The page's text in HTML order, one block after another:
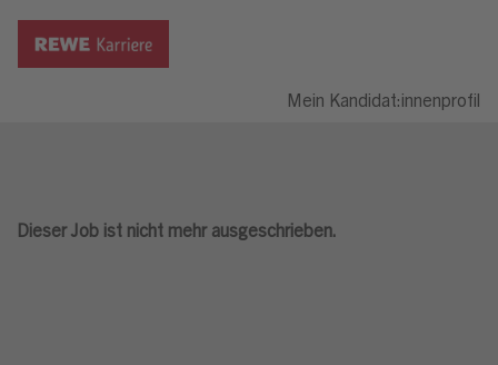
Mein Kandidat:innenprofil
Dieser Job ist nicht mehr ausgeschrieben.